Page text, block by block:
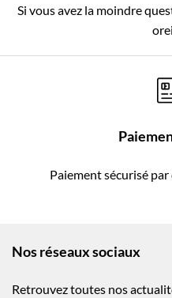
Si vous avez la moindre
Paiement sécurisé par
Nos réseaux sociaux
Retrouvez toutes nos